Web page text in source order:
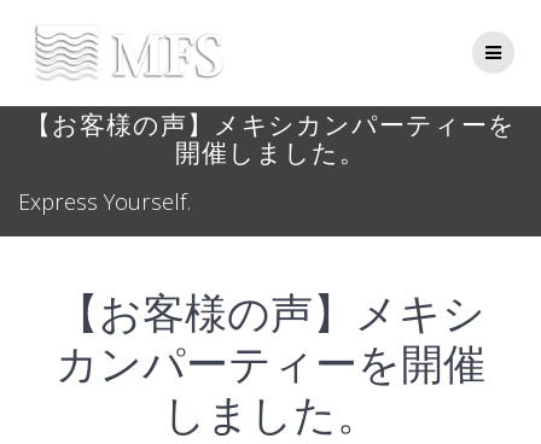
【お客様の声】メキシカンパーティーを
開催しました。
Express Yourself.
【お客様の声】メキシ
カンパーティーを開催
しました。